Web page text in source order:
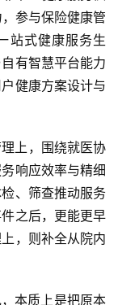
参与保险健康管
站式健康服务生
有智慧平台能力
健康方案设计与
上，围绕就医协
响应效率与精细
、筛查推动服务
之后，更能更早
，则补全从院内
本质上是把原本